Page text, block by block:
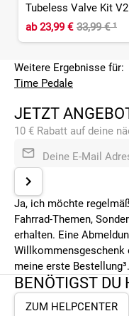
ab23,99 € 33,99 €¹
Weitere Ergebnisse für:
Time Pedale
JETZT
10 € Rabatt auf deine
Deine E-Mail
Ja, ich möchte
Fahrrad-Themen,
erhalten. Eine
Willkommensgeschenk
meine erste Bestellung³.
BENÖTIGST DU
ZUM HELPCENTER